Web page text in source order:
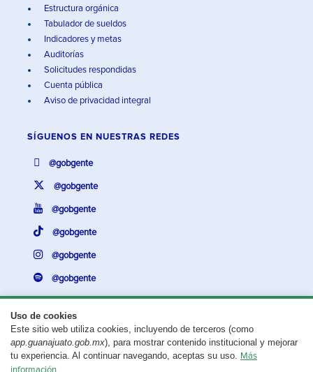
Uso de cookies
Este sitio web utiliza cookies, incluyendo de terceros (como
app.guanajuato.gob.mx), para mostrar contenido institucional y mejorar
tu experiencia. Al continuar navegando, aceptas su uso. Más
Estructura orgánica
Tabulador de sueldos
Indicadores y metas
Auditorías
Solicitudes respondidas
Cuenta pública
Aviso de privacidad integral
SÍGUENOS EN NUESTRAS REDES
@gobgente
@gobgente
@gobgente
@gobgente
@gobgente
@gobgente
¿Existe algún problema con esta página?Repórtalo aquí.
Aviso legal